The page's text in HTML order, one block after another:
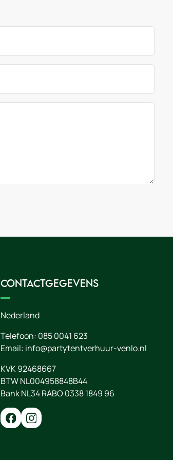
Contactgegevens
Nederland
Telefoon: 085 0041 623
Email: info@partytentverhuur-venlo.nl
KVK 92468667
BTW NL004958848B44
Bank NL34 RABO 0338 1849 96